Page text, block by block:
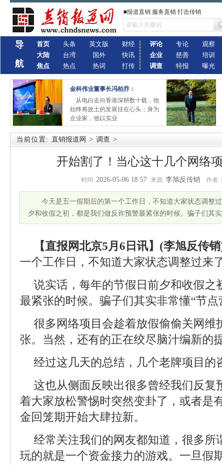
■报道直销 服务直销 打击传销
导
航
首页
大陆
焦点
头条
台湾
热点
英文版
国外
热词
财经
快讯
打传
评论
企业
调查
专论
慈善
特报
观察
培训
曝光
金科伟业董事长冯柏乔：
从电白走向香港深耕数十载，他
始终将故土的发展挂在心头；身为
企业家，他以实业
当前位置: 直销报道网 > 调查 >
开始割了！当心这十几个网络
时间: 2026-05-06 18:57 来源: 李旭反传销 作者:
今天是五一假期后的第一个工作日，不知道大家状态调整
夕和收假之初，都是我们做反诈预警最紧张的时候。骗子们其
【直报网北京5月6日讯】(李旭反传
一个工作日，不知道大家状态调整过来
说实话，每年的节假日前夕和收假之
最紧张的时候。骗子们其实非常懂“节点
很多网络项目会趁着放假偷偷关网维
张。当然，还有的正在绞尽脑汁编新的
经过这几天的总结，几个老牌项目的
这也从侧面反映出很多曾经我们反复
着大家放松警惕时突然变卦了，或者是
金回笼期开始大肆拉新。
经常关注我们的网友都知道，很多所
玩的就是一个资金接力的游戏。一旦假